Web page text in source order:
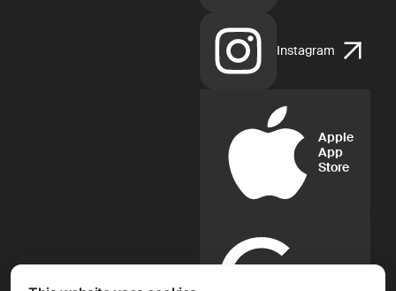
Instagram
Apple
App
Store
Google